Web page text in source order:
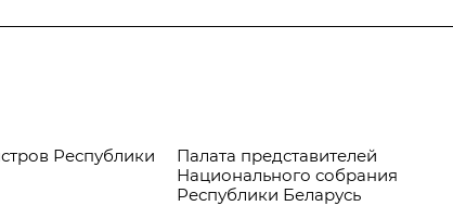
Республики
Палата представителей
Национального собрания
Республики Беларусь